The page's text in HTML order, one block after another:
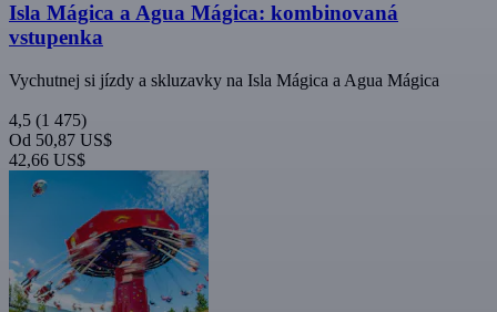
Isla Mágica a Agua Mágica: kombinovaná
vstupenka
Vychutnej si jízdy a skluzavky na Isla Mágica a Agua Mágica
4,5 (1 475)
Od 50,87 US$
42,66 US$